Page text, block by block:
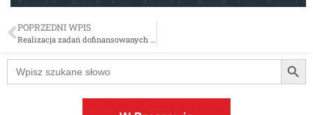
POPRZEDNI WPIS
Realizacja zadań dofinansowanych z Funduszu Dopłat
Search
for: